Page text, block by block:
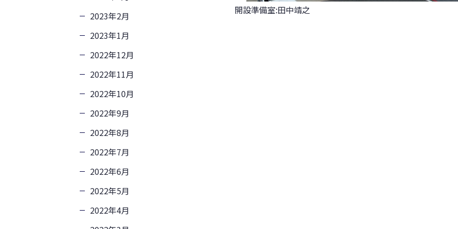
開設準備室:田中靖之
2023年2月
2023年1月
2022年12月
2022年11月
2022年10月
2022年9月
2022年8月
2022年7月
2022年6月
2022年5月
2022年4月